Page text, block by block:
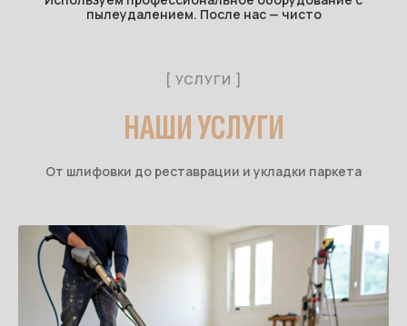
пылеудалением. После нас — чисто
[ УСЛУГИ ]
НАШИ УСЛУГИ
От шлифовки до реставрации и укладки паркета